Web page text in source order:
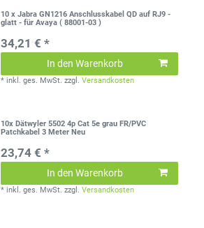
10 x Jabra GN1216 Anschlusskabel QD auf RJ9 -
glatt - für Avaya ( 88001-03 )
34,21 € *
In den Warenkorb
* inkl. ges. MwSt. zzgl.Versandkosten
10x Dätwyler 5502 4p Cat 5e grau FR/PVC
Patchkabel 3 Meter Neu
23,74 € *
In den Warenkorb
* inkl. ges. MwSt. zzgl.Versandkosten